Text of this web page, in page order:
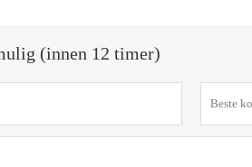
(innen 12 timer)